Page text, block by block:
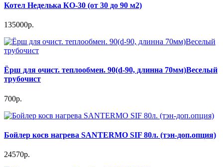
Котел Неделька КО-30 (от 30 до 90 м2)
135000р.
Ёрш для очист. теплообмен. 90(d-90, длинна 70мм)Веселый
трубочист
700р.
Бойлер косв нагрева SANTERMO SIF 80л. (тэн-доп.опция)
24570р.